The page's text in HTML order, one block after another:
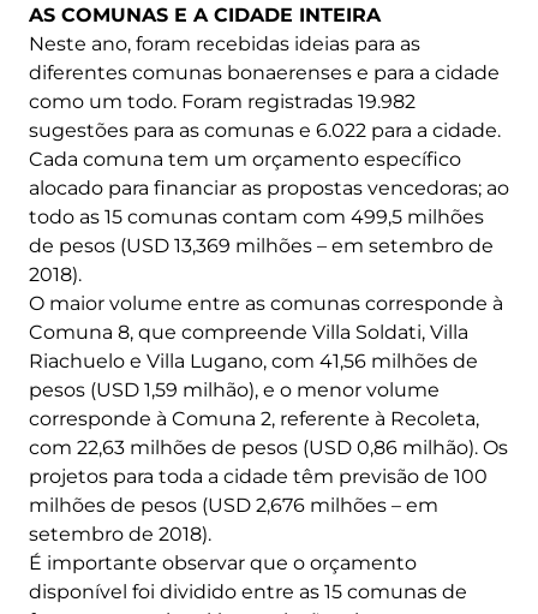
AS COMUNAS E A CIDADE INTEIRA
Neste ano, foram recebidas ideias para as
diferentes comunas bonaerenses e para a cidade
como um todo. Foram registradas 19.982
sugestões para as comunas e 6.022 para a cidade.
Cada comuna tem um orçamento específico
alocado para financiar as propostas vencedoras; ao
todo as 15 comunas contam com 499,5 milhões
de pesos (USD 13,369 milhões – em setembro de
2018).
O maior volume entre as comunas corresponde à
Comuna 8, que compreende Villa Soldati, Villa
Riachuelo e Villa Lugano, com 41,56 milhões de
pesos (USD 1,59 milhão), e o menor volume
corresponde à Comuna 2, referente à Recoleta,
com 22,63 milhões de pesos (USD 0,86 milhão). Os
projetos para toda a cidade têm previsão de 100
milhões de pesos (USD 2,676 milhões – em
setembro de 2018).
É importante observar que o orçamento
disponível foi dividido entre as 15 comunas de